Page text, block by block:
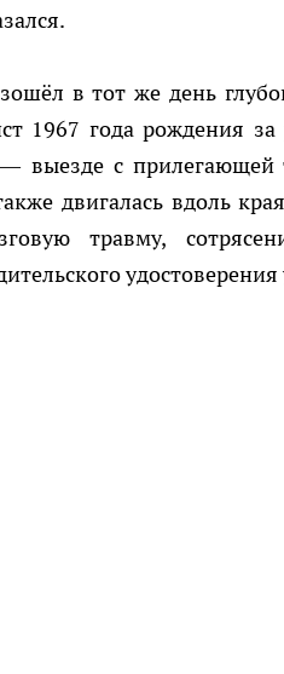
в тот же день
1967 года рождения
выезде с
двигалась вдоль
травму,